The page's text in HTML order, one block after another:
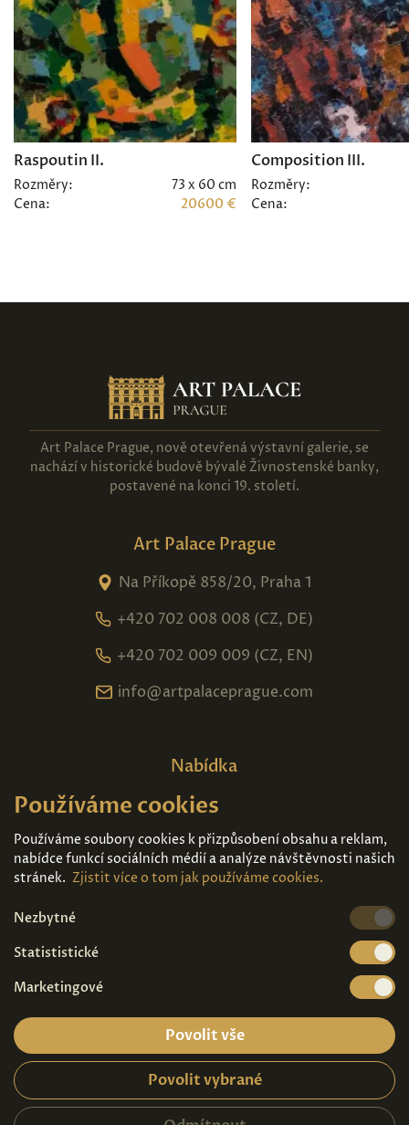
Raspoutin II.
Rozměry:
73 x 60 cm
Cena:
20600 €
Composition III.
Rozměry:
Cena:
Art Palace Prague, nově otevřená výstavní galerie, se
nachází v historické budově bývalé Živnostenské banky,
postavené na konci 19. století.
Art Palace Prague
Na Příkopě 858/20, Praha 1
+420 702 008 008 (CZ, DE)
+420 702 009 009 (CZ, EN)
info@artpalaceprague.com
Nabídka
Domů
Expozice
Kontakt
Díla k prodeji
Vstupenky
2026© Copyright - Art Palace Prague s.r.o.
Ochrana osobních údajů|Návštěvní řád
Používáme cookies
Používáme soubory cookies k přizpůsobení obsahu a reklam,
nabídce funkcí sociálních médií a analýze návštěvnosti našich
stránek. Zjistit více o tom jak používáme cookies.
Nezbytné
Statististické
Marketingové
Povolit vše
Povolit vybrané